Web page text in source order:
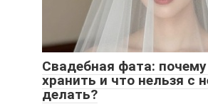
Свадебная фата:
хранить и что нельзя с
делать?